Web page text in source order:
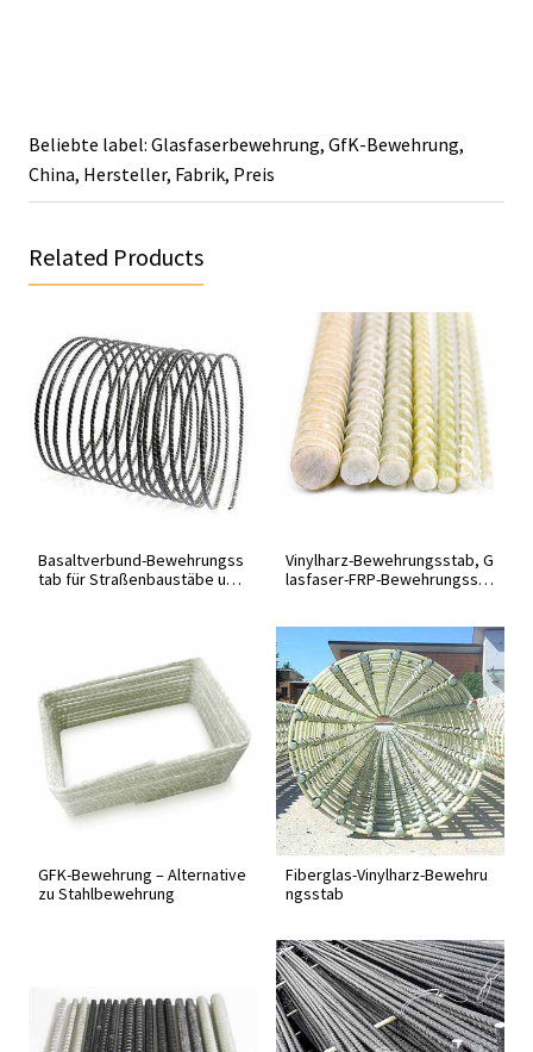
Beliebte label: Glasfaserbewehrung, GfK-Bewehrung,
China, Hersteller, Fabrik, Preis
Related Products
Basaltverbund-Bewehrungss
tab für Straßenbaustäbe un
Vinylharz-Bewehrungsstab, G
lasfaser-FRP-Bewehrungssta
GFK-Bewehrung – Alternative
zu Stahlbewehrung
Fiberglas-Vinylharz-Bewehru
ngsstab